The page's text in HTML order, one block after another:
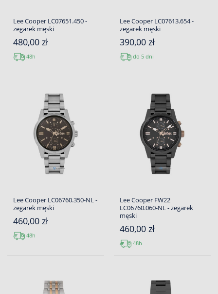
Lee Cooper LC07651.450 -
zegarek męski
480,00 zł
48h
Lee Cooper LC07613.654 -
zegarek męski
390,00 zł
do 5 dni
Lee Cooper LC06760.350-NL -
zegarek męski
460,00 zł
48h
Lee Cooper FW22
LC06760.060-NL - zegarek
męski
460,00 zł
48h